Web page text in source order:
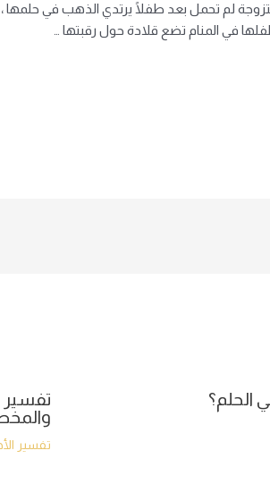
متزوجة لم تحمل بعد طفلًا يرتدي الذهب في
في المنام تضع قلادة حول رقبتها …
الحلم؟
تفسير
تفسير